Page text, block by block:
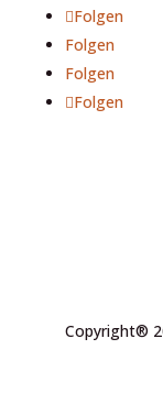
Folgen
Folgen
Folgen
Folgen
Copyright®